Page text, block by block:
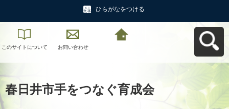
ひらがなをつける
このサイトについて お問い合わせ
春日井市手をつなぐ育成会